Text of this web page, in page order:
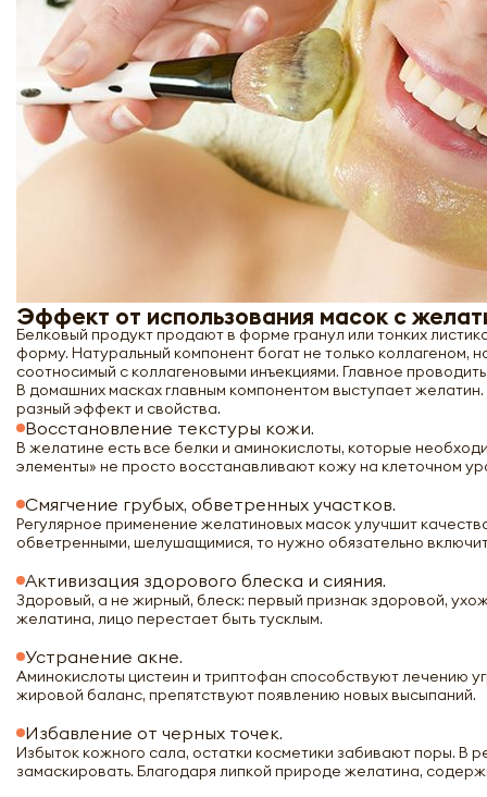
Эффект от использования масок с
Белковый продукт продают в форме гранул или тонких
форму. Натуральный компонент богат не только
соотносимый с коллагеновыми инъекциями. Главное
В домашних масках главным компонентом выступает
разный эффект и свойства.
Восстановление текстуры кожи.
В желатине есть все белки и аминокислоты, которые
элементы» не просто восстанавливают кожу на клеточном
Смягчение грубых, обветренных участков.
Регулярное применение желатиновых масок улучшит
обветренными, шелушащимися, то нужно обязательно
Активизация здорового блеска и сияния.
Здоровый, а не жирный, блеск: первый признак здоровой,
желатина, лицо перестает быть тусклым.
Устранение акне.
Аминокислоты цистеин и триптофан способствуют лечению
жировой баланс, препятствуют появлению новых высыпаний.
Избавление от черных точек.
Избыток кожного сала, остатки косметики забивают поры. В
замаскировать. Благодаря липкой природе желатина,